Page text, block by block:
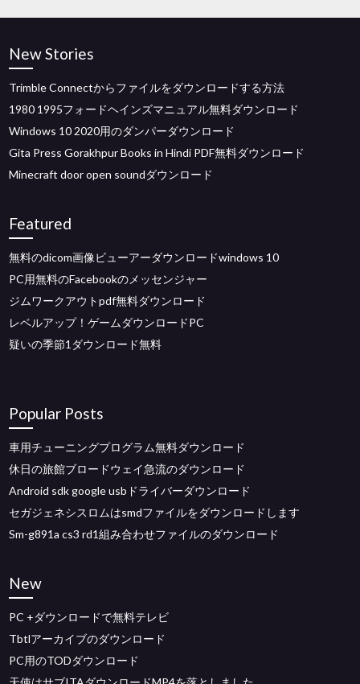
New Stories
Trimble Connectからファイルをダウンロードする方法
1980 1995フォードヘインズマニュアル無料ダウンロード
Windows 10 2020用のダンパーダウンロード
Gita Press Gorakhpur Books in Hindi PDF無料ダウンロード
Minecraft door open soundダウンロード
Featured
無料のdicom画像ビューアーダウンロードwindows 10
PC用無料のFacebookのメッセンジャー
ジムワークアウトpdf無料ダウンロード
レベルアップ！ゲームダウンロードPC
疑いの季節1ダウンロード無料
Popular Posts
車用チューニングプログラム無料ダウンロード
休日の旅館ブロードウェイ急流のダウンロード
Android sdk google usbドライバーダウンロード
セガジェネシスロムはsmdファイルをダウンロードします
Sm-g891a cs3 rd1組み合わせファイルのダウンロード
New
PC +ダウンロードで無料テレビ
Tbtlアーカイブのダウンロード
PC用のTODダウンロード